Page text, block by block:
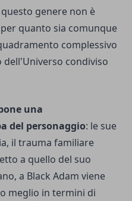
genere non è
quanto sia comunque
complessivo
condiviso
una
del personaggio: le sue
il trauma familiare
a quello del suo
a Black Adam viene
meglio in termini di